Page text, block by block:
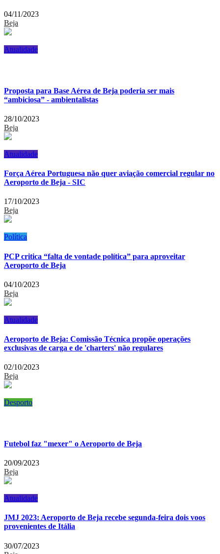
04/11/2023
Beja
Atualidade
Proposta para Base Aérea de Beja poderia ser mais
“ambiciosa” - ambientalistas
28/10/2023
Beja
Atualidade
Força Aérea Portuguesa não quer aviação comercial regular no
Aeroporto de Beja - SIC
17/10/2023
Beja
Política
PCP critica “falta de vontade política” para aproveitar
Aeroporto de Beja
04/10/2023
Beja
Atualidade
Aeroporto de Beja: Comissão Técnica propõe operações
exclusivas de carga e de 'charters' não regulares
02/10/2023
Beja
Desporto
Futebol faz "mexer" o Aeroporto de Beja
20/09/2023
Beja
Atualidade
JMJ 2023: Aeroporto de Beja recebe segunda-feira dois voos
provenientes de Itália
30/07/2023